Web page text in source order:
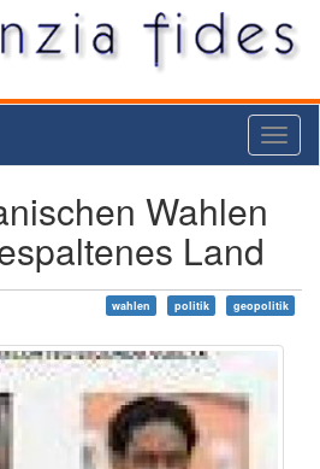
Wahlen
Land
wahlen politik geopolitik